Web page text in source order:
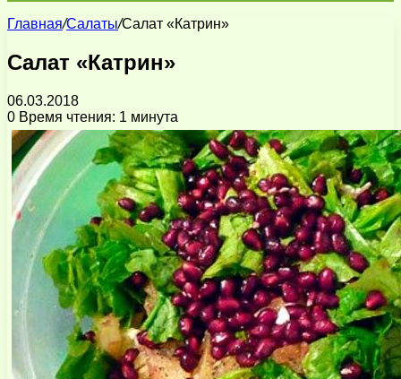
Главная/Салаты/Салат «Катрин»
Салат «Катрин»
06.03.2018
0 Время чтения: 1 минута